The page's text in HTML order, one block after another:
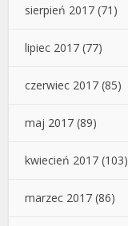
sierpień 2017 (71)
lipiec 2017 (77)
czerwiec 2017 (85)
maj 2017 (89)
kwiecień 2017 (103)
marzec 2017 (86)